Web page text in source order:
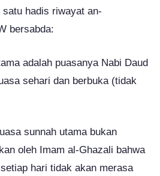
hadis riwayat an-
bersabda:
adalah puasanya Nabi Daud
sehari dan berbuka (tidak
sunnah utama bukan
oleh Imam al-Ghazali bahwa
hari tidak akan merasa